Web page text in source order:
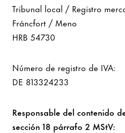
Tribunal local / Registro
Fráncfort / Meno
HRB 54730
Número de registro de IVA:
DE 813324233
Responsable del contenido
sección 18 párrafo 2 MStV: